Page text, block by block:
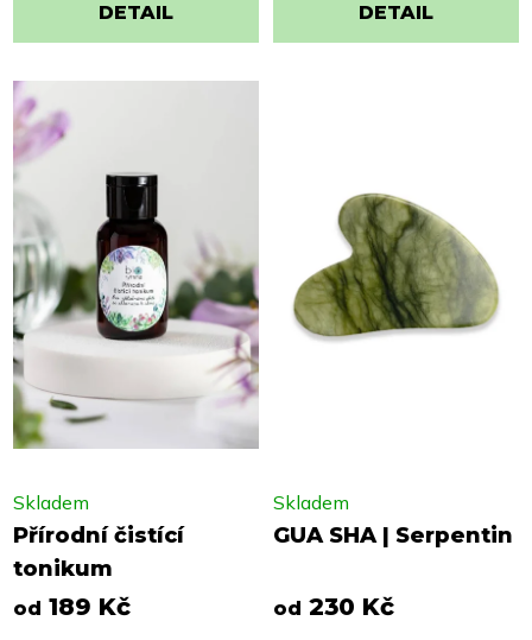
DETAIL DETAIL
Přírodní čistící
tonikum
Skladem
od 189 Kč
GUA SHA | Serpentin
Skladem
od 230 Kč